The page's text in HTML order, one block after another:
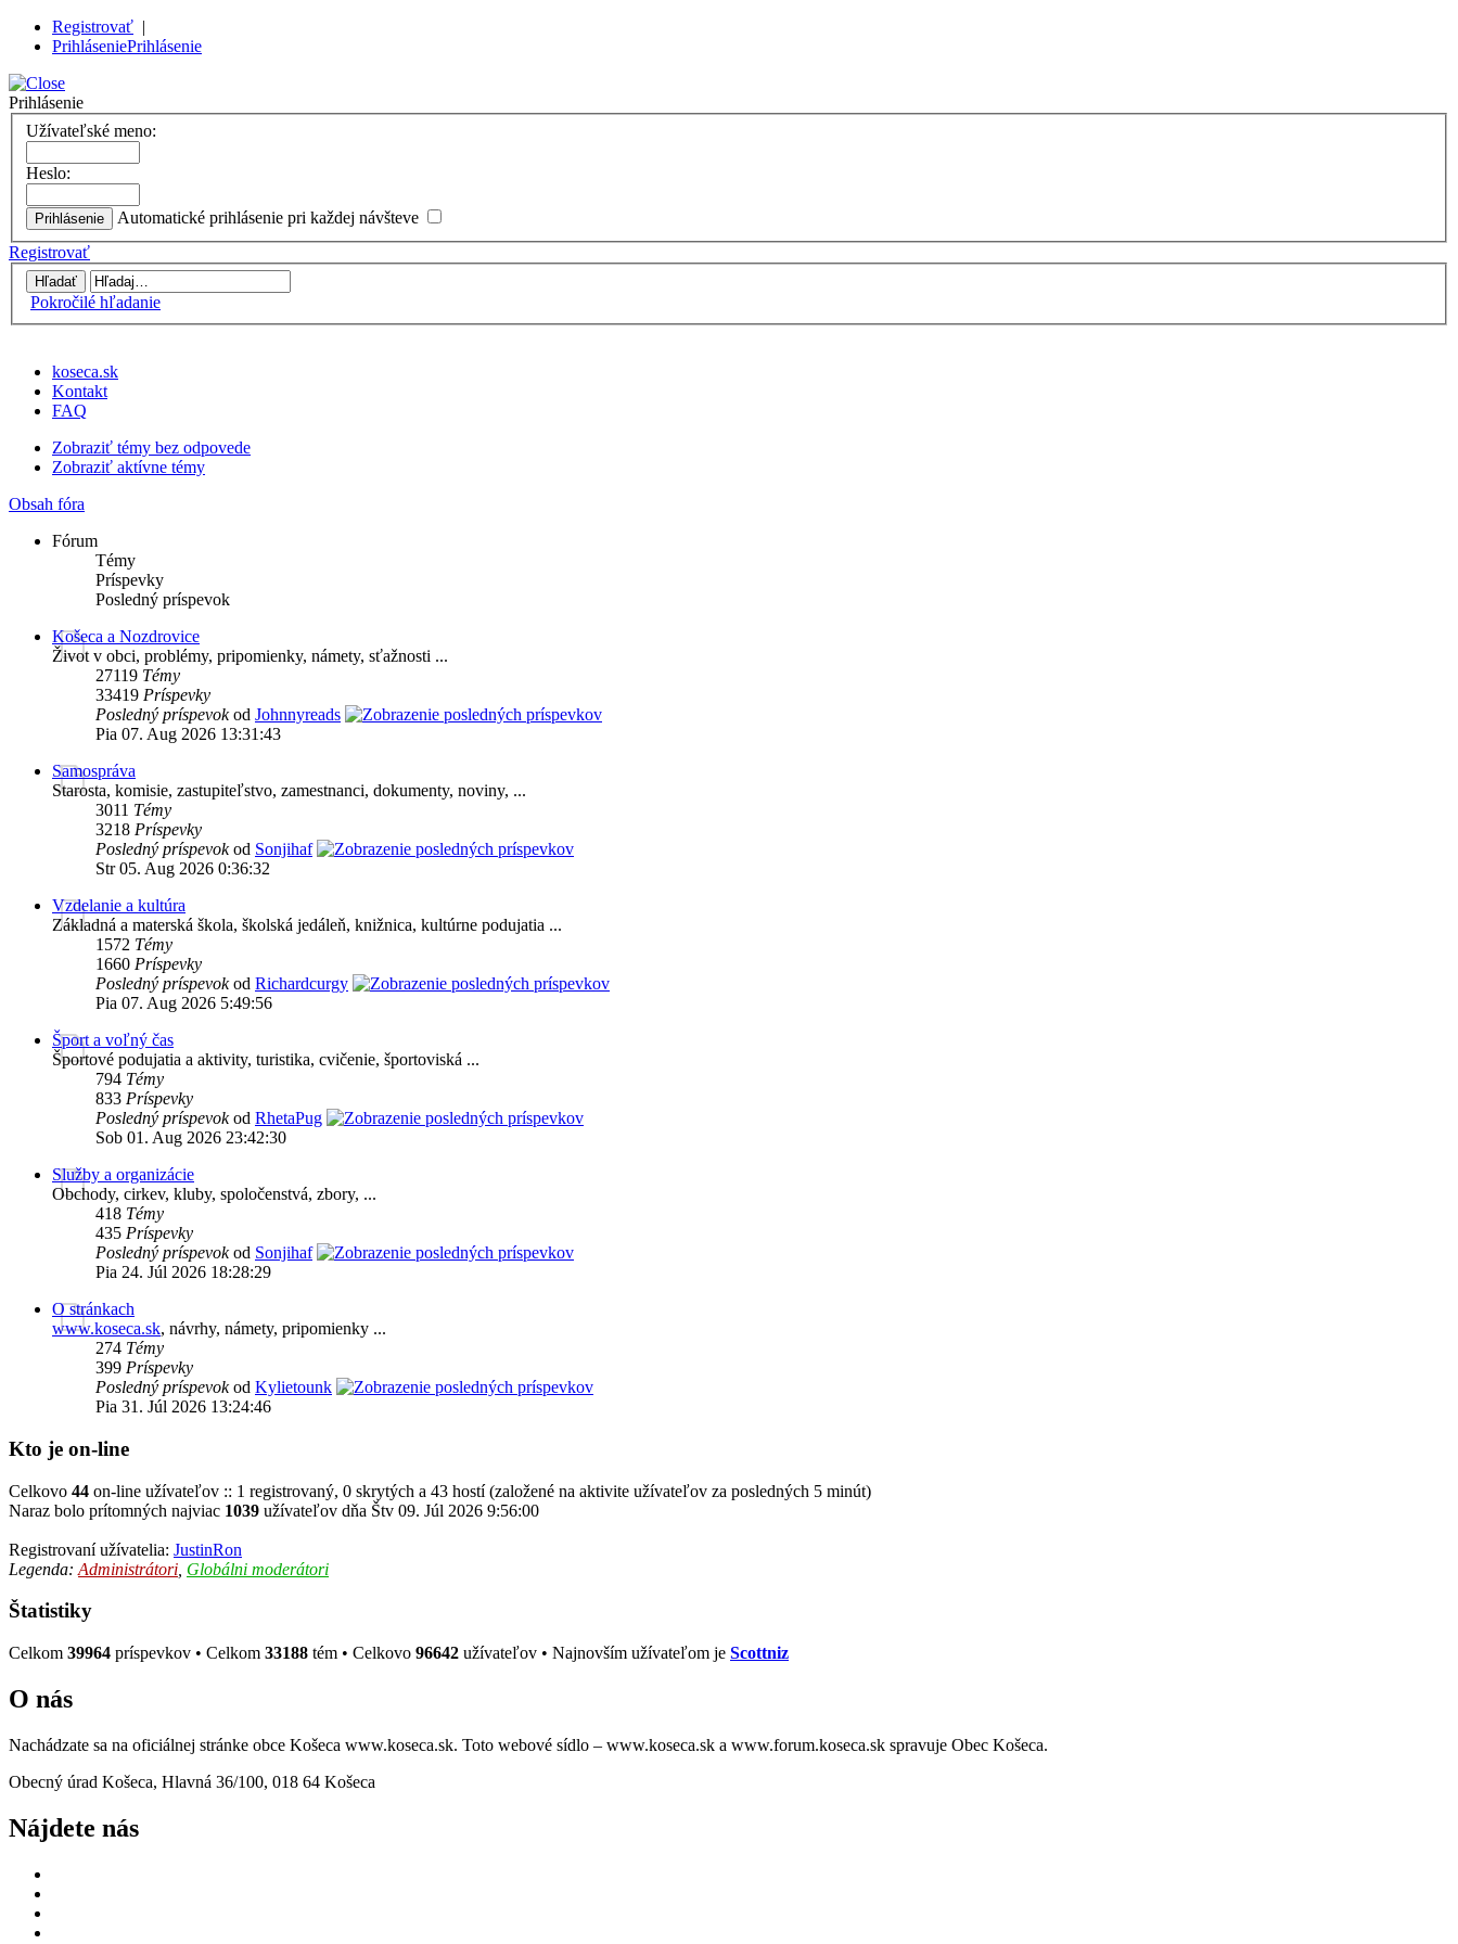
Registrovať |
PrihláseniePrihlásenie
Prihlásenie
Užívateľské meno:
Heslo:
Automatické prihlásenie pri každej návšteve
Registrovať
Pokročilé hľadanie
koseca.sk
Kontakt
FAQ
Zobraziť témy bez odpovede
Zobraziť aktívne témy
Obsah fóra
Fórum
Témy
Príspevky
Posledný príspevok
Košeca a Nozdrovice
Život v obci, problémy, pripomienky, námety, sťažnosti ...
27119 Témy
33419 Príspevky
Posledný príspevokod Johnnyreads
Pia 07. Aug 2026 13:31:43
Samospráva
Starosta, komisie, zastupiteľstvo, zamestnanci, dokumenty, noviny, ...
3011 Témy
3218 Príspevky
Posledný príspevokod Sonjihaf
Str 05. Aug 2026 0:36:32
Vzdelanie a kultúra
Základná a materská škola, školská jedáleň, knižnica, kultúrne podujatia ...
1572 Témy
1660 Príspevky
Posledný príspevokod Richardcurgy
Pia 07. Aug 2026 5:49:56
Šport a voľný čas
Športové podujatia a aktivity, turistika, cvičenie, športoviská ...
794 Témy
833 Príspevky
Posledný príspevokod RhetaPug
Sob 01. Aug 2026 23:42:30
Služby a organizácie
Obchody, cirkev, kluby, spoločenstvá, zbory, ...
418 Témy
435 Príspevky
Posledný príspevokod Sonjihaf
Pia 24. Júl 2026 18:28:29
O stránkach
www.koseca.sk, návrhy, námety, pripomienky ...
274 Témy
399 Príspevky
Posledný príspevokod Kylietounk
Pia 31. Júl 2026 13:24:46
Kto je on-line
Celkovo 44 on-line užívateľov :: 1 registrovaný, 0 skrytých a 43 hostí (založené na aktivite užívateľov za posledných 5 minút)
Naraz bolo prítomných najviac 1039 užívateľov dňa Štv 09. Júl 2026 9:56:00
Registrovaní užívatelia: JustinRon
Legenda: Administrátori Globálni moderátori
Štatistiky
Celkom 39964 príspevkov • Celkom 33188 tém • Celkovo 96642 užívateľov • Najnovším užívateľom je Scottniz
O nás
Nachádzate sa na oficiálnej stránke obce Košeca www.koseca.sk. Toto webové sídlo – www.koseca.sk a www.forum.koseca.sk spravuje Obec Košeca.
Obecný úrad Košeca, Hlavná 36/100, 018 64 Košeca
Nájdete nás